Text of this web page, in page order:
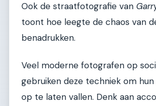
Ook de straatfotografie van
toont hoe leegte de chaos van
benadrukken.
Veel moderne fotografen op
gebruiken deze techniek om hun
op te laten vallen. Denk aan